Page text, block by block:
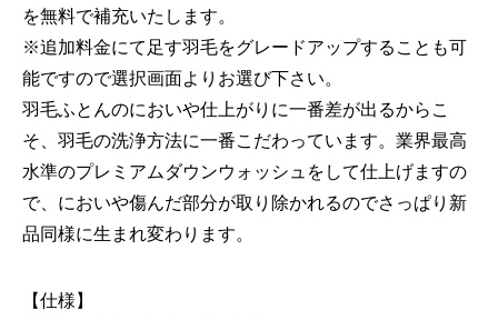
を無料で補充いたします。
※追加料金にて足す羽毛をグレードアップすることも可
能ですので選択画面よりお選び下さい。
羽毛ふとんのにおいや仕上がりに一番差が出るからこ
そ、羽毛の洗浄方法に一番こだわっています。業界最高
水準のプレミアムダウンウォッシュをして仕上げますの
で、においや傷んだ部分が取り除かれるのでさっぱり新
品同様に生まれ変わります。
【仕様】